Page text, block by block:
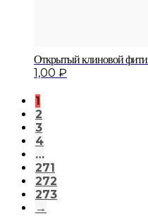
Открытый клиновой
1,00 ₽
1
2
3
4
…
271
272
273
→